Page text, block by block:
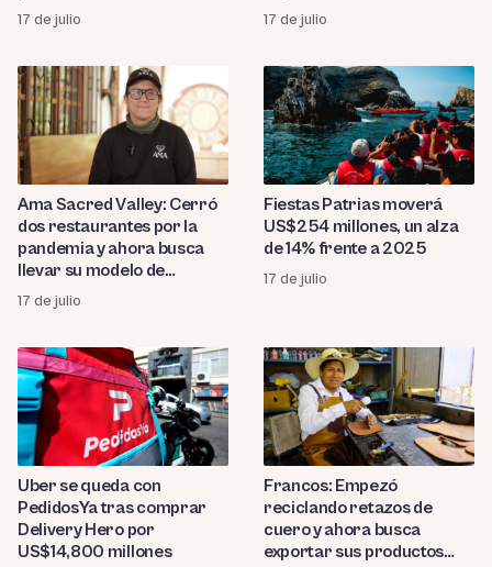
17 de julio 17 de julio
Ama Sacred Valley: Cerró
dos restaurantes por la
pandemia y ahora busca
llevar su modelo de
gastronomía y turismo
sostenible a otros países
17 de julio
Fiestas Patrias moverá
US$254 millones, un alza
de 14% frente a 2025
17 de julio
Uber se queda con
PedidosYa tras comprar
Delivery Hero por
US$14,800 millones
Francos: Empezó
reciclando retazos de
cuero y ahora busca
exportar sus productos